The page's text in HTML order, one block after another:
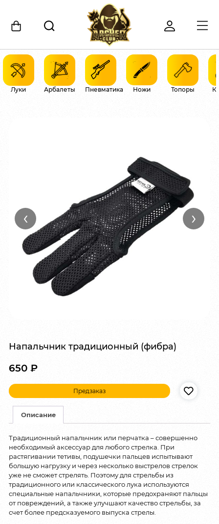
Луки Арбалеты Пневматика Ножи Топоры
‹ ›
Напальчник традиционный (фибра)
650 ₽
Предзаказ
Описание
Традиционный напальчник или перчатка – совершенно
необходимый аксессуар для любого стрелка. При
растягивании тетивы, подушечки пальцев испытывают
большую нагрузку и через несколько выстрелов стрелок
уже не сможет стрелять. Поэтому для стрельбы из
традиционного или классического лука используются
специальные напальчники, которые предохраняют пальцы
от повреждений, а также улучшают качество стрельбы, за
счет более предсказуемого выпуска стрелы.